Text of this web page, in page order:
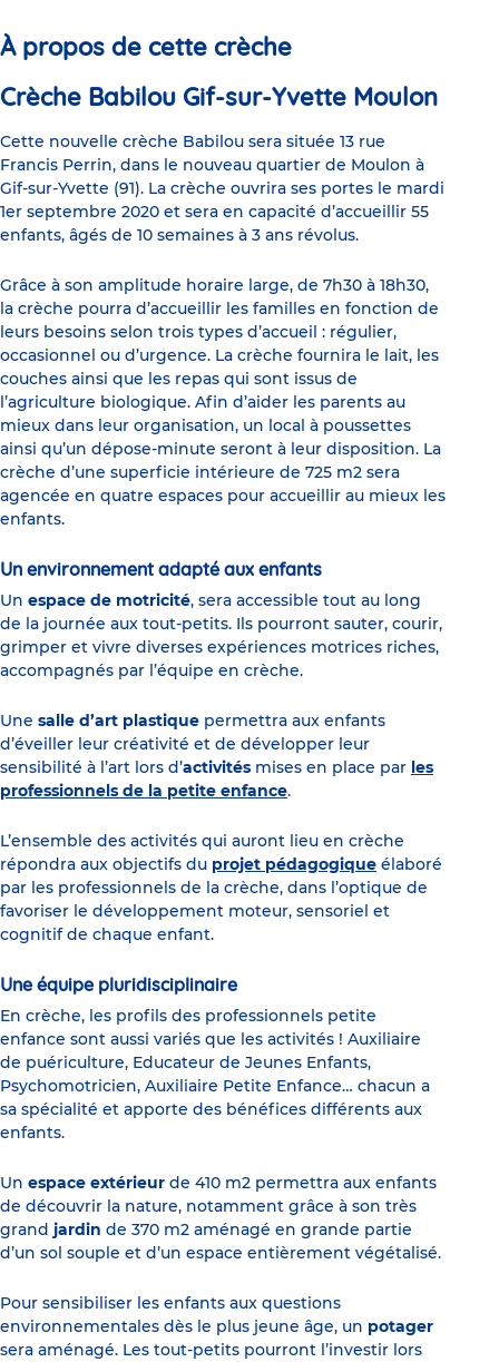
À propos de cette crèche
Crèche Babilou Gif-sur-Yvette Moulon
Cette nouvelle crèche Babilou sera située 13 rue
Francis Perrin, dans le nouveau quartier de Moulon à
Gif-sur-Yvette (91). La crèche ouvrira ses portes le mardi
1er septembre 2020 et sera en capacité d’accueillir 55
enfants, âgés de 10 semaines à 3 ans révolus.
Grâce à son amplitude horaire large, de 7h30 à 18h30,
la crèche pourra d’accueillir les familles en fonction de
leurs besoins selon trois types d’accueil : régulier,
occasionnel ou d’urgence. La crèche fournira le lait, les
couches ainsi que les repas qui sont issus de
l’agriculture biologique. Afin d’aider les parents au
mieux dans leur organisation, un local à poussettes
ainsi qu’un dépose-minute seront à leur disposition. La
crèche d’une superficie intérieure de 725 m2 sera
agencée en quatre espaces pour accueillir au mieux les
enfants.
Un environnement adapté aux enfants
Un espace de motricité, sera accessible tout au long
de la journée aux tout-petits. Ils pourront sauter, courir,
grimper et vivre diverses expériences motrices riches,
accompagnés par l’équipe en crèche.
Une salle d’art plastique permettra aux enfants
d’éveiller leur créativité et de développer leur
sensibilité à l’art lors d’activités mises en place par les
professionnels de la petite enfance.
L’ensemble des activités qui auront lieu en crèche
répondra aux objectifs du projet pédagogique élaboré
par les professionnels de la crèche, dans l’optique de
favoriser le développement moteur, sensoriel et
cognitif de chaque enfant.
Une équipe pluridisciplinaire
En crèche, les profils des professionnels petite
enfance sont aussi variés que les activités ! Auxiliaire
de puériculture, Educateur de Jeunes Enfants,
Psychomotricien, Auxiliaire Petite Enfance… chacun a
sa spécialité et apporte des bénéfices différents aux
enfants.
Un espace extérieur de 410 m2 permettra aux enfants
de découvrir la nature, notamment grâce à son très
grand jardin de 370 m2 aménagé en grande partie
d’un sol souple et d’un espace entièrement végétalisé.
Pour sensibiliser les enfants aux questions
environnementales dès le plus jeune âge, un potager
sera aménagé. Les tout-petits pourront l’investir lors